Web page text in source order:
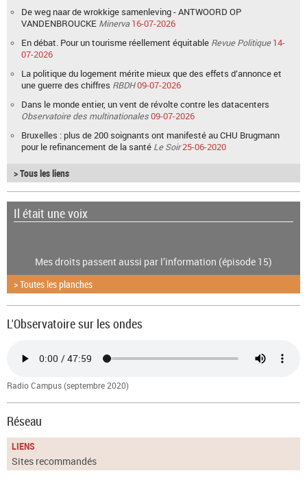
De weg naar de wrokkige samenleving - ANTWOORD OP
VANDENBROUCKE Minerva 16-07-2026
En débat. Pour un tourisme réellement équitable Revue Politique 14-
07-2026
La politique du logement mérite mieux que des effets d’annonce et
une guerre des chiffres RBDH09-07-2026
Dans le monde entier, un vent de révolte contre les datacenters
Observatoire des multinationales09-07-2026
Bruxelles : plus de 200 soignants ont manifesté au CHU Brugmann
pour le refinancement de la santé Le Soir25-06-2020
> Tous les liens
Il était une voix
Mes droits passent aussi par l’information (épisode 15)
> Toutes les planches
L'Observatoire sur les ondes
Radio Campus (septembre 2020)
Réseau
LIENS
Sites recommandés